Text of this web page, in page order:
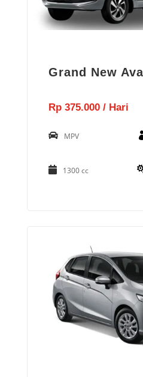
Grand New
Rp 375.000 / Hari
MPV
1300 cc